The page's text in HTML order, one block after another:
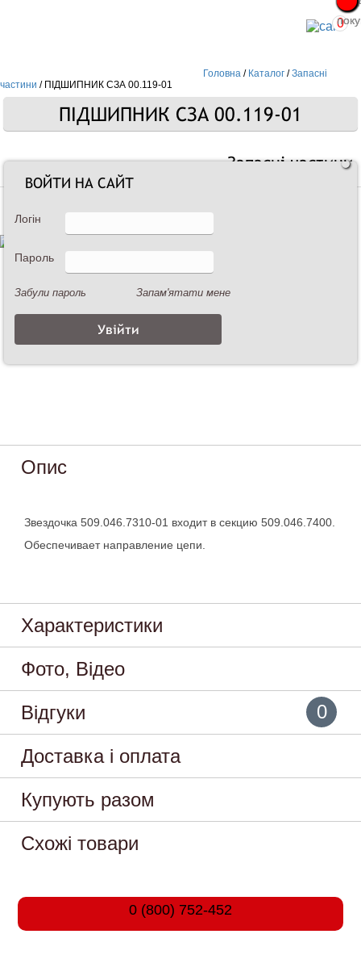
0
Головна / Каталог /Запасні
частини / ПІДШИПНИК СЗА 00.119-01
ПІДШИПНИК СЗА 00.119-01
Запасні частини
Опис
Звездочка 509.046.7310-01 входит в секцию 509.046.7400.
Обеспечивает направление цепи.
Характеристики
Фото, Відео
Відгуки
0
Доставка і оплата
Купують разом
Схожі товари
0 (800) 752-452
ВОЙТИ НА САЙТ
Логін
Пароль
Забули пароль Запам'ятати мене